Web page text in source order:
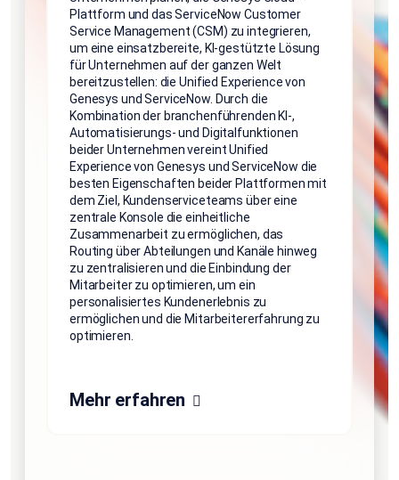
Plattform und das ServiceNow Customer
Service Management (CSM) zu integrieren,
um eine einsatzbereite, KI-gestützte Lösung
für Unternehmen auf der ganzen Welt
bereitzustellen: die Unified Experience von
Genesys und ServiceNow. Durch die
Kombination der branchenführenden KI-,
Automatisierungs- und Digitalfunktionen
beider Unternehmen vereint Unified
Experience von Genesys und ServiceNow die
besten Eigenschaften beider Plattformen mit
dem Ziel, Kundenserviceteams über eine
zentrale Konsole die einheitliche
Zusammenarbeit zu ermöglichen, das
Routing über Abteilungen und Kanäle hinweg
zu zentralisieren und die Einbindung der
Mitarbeiter zu optimieren, um ein
personalisiertes Kundenerlebnis zu
ermöglichen und die Mitarbeitererfahrung zu
optimieren.
Mehr erfahren